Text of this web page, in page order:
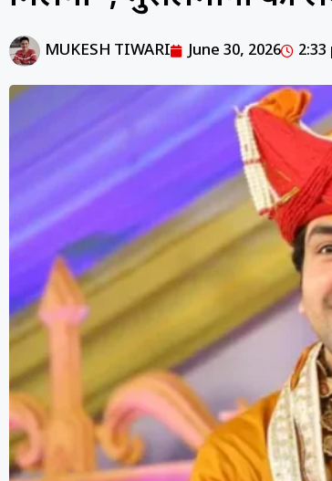
MUKESH TIWARI June 30, 2026 2:33